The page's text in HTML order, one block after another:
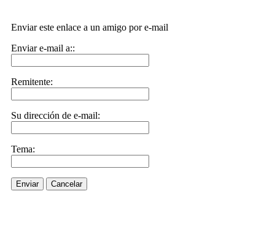
Enviar este enlace a un amigo por e-mail
Enviar e-mail a::
Remitente:
Su dirección de e-mail:
Tema:
Enviar Cancelar